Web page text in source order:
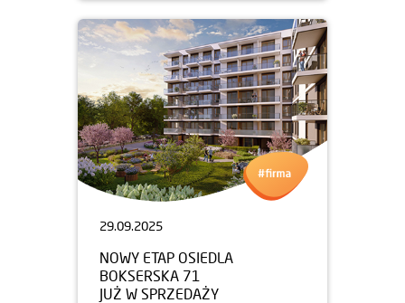
29.09.2025
NOWY ETAP OSIEDLA
BOKSERSKA 71
JUŻ W SPRZEDAŻY